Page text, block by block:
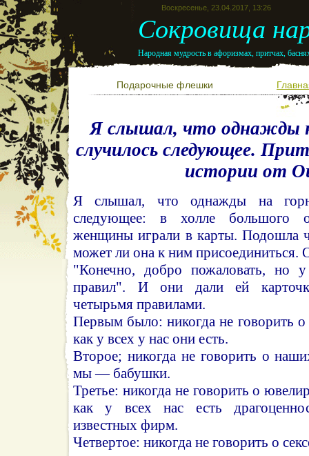
Воскресенье, 23.04.2017, 13:26
Сокровища
Народная мудрость в афоризмах, притчах,
Подарочные флешки
Я слышал, что однажды
случилось следующее.
истории от
Я слышал, что однажды на
следующее: в холле большого
женщины играли в карты. Подошла
может ли она к ним присоединиться.
"Конечно, добро пожаловать, но у
правил". И они дали ей
четырьмя правилами.
Первым было: никогда не говорить
как у всех у нас они есть.
Второе; никогда не говорить о
мы — бабушки.
Третье: никогда не говорить о
как у всех нас есть
известных фирм.
Четвертое: никогда не говорить о